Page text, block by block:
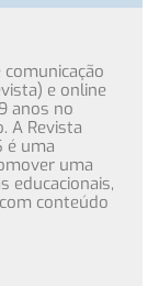
e online
anos no
A Revista
é uma
uma
educacionais,
conteúdo